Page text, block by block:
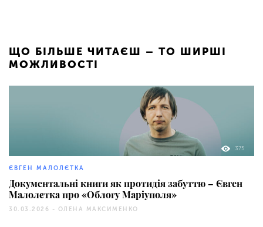
ЩО БІЛЬШЕ ЧИТАЄШ – ТО ШИРШІ
МОЖЛИВОСТІ
375
ЄВГЕН МАЛОЛЄТКА
Документальні книги як протидія забуттю – Євген
Малолєтка про «Облогу Маріуполя»
30.03.2026 - ОЛЕНА МАКСИМЕНКО